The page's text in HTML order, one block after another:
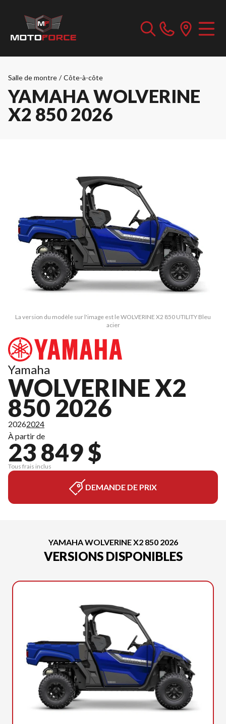
Salle de montre / Côte-à-côte
YAMAHA WOLVERINE
X2 850 2026
La version du modèle sur l'image est le WOLVERINE X2 850 UTILITY Bleu
acier
Yamaha
WOLVERINE X2
850 2026
20262024
À partir de
23 849 $
Tous frais inclus
DEMANDE DE PRIX
YAMAHA WOLVERINE X2 850 2026
VERSIONS DISPONIBLES